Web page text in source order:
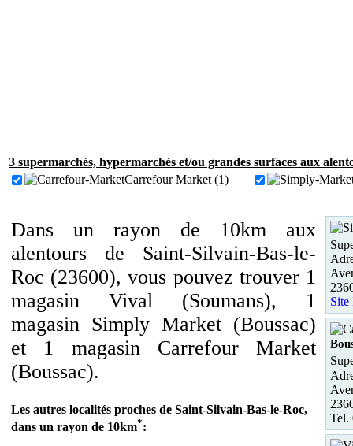
3 supermarchés, hypermarchés et/ou grandes surfaces aux
Carrefour Market (1)
Dans un rayon de 10km aux
alentours de Saint-Silvain-Bas-le-
Roc (23600), vous pouvez trouver 1
magasin Vival (Soumans), 1
magasin Simply Market (Boussac)
et 1 magasin Carrefour Market
(Boussac).
Les autres localités proches de Saint-Silvain-Bas-le-Roc,
dans un rayon de 10km*:
Site
Tel.